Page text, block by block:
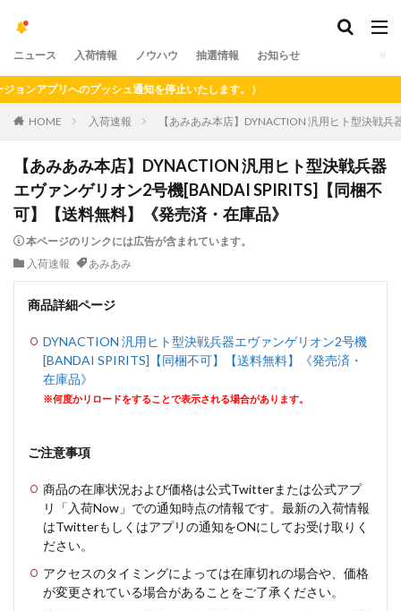
ニュース 入荷情報 ノウハウ 抽選情報 お知らせ
プリへのプッシュ通知を停止いたします。）
HOME 入荷速報 【あみあみ本店】DYNACTION 汎用ヒト型決戦
【あみあみ本店】DYNACTION 汎用ヒト型決戦兵器
エヴァンゲリオン2号機[BANDAI SPIRITS]【同梱不
可】【送料無料】《発売済・在庫品》
本ページのリンクには広告が含まれています。
入荷速報
あみあみ
商品詳細ページ
DYNACTION 汎用ヒト型決戦兵器エヴァンゲリオン2号機
[BANDAI SPIRITS]【同梱不可】【送料無料】《発売済・
在庫品》
※何度かリロードをすることで表示される場合があります。
ご注意事項
商品の在庫状況および価格は公式Twitterまたは公式アプ
リ「入荷Now」での通知時点の情報です。最新の入荷情報
はTwitterもしくはアプリの通知をONにしてお受け取りく
ださい。
アクセスのタイミングによっては在庫切れの場合や、価格
が変更されている場合があることをご了承ください。